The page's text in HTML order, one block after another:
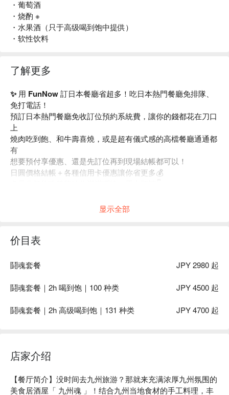
・葡萄酒
・烧酌 ※
・水果酒（只于高级喝到饱中提供）
・软性饮料
了解更多
✨ 用 FunNow 訂日本餐廳省超多！吃日本熱門餐廳免排隊、
免打電話！
預訂日本熱門餐廳免收訂位預約系統費，讓你的錢都花在刀口
上
燒肉吃到飽、和牛壽喜燒，或是超有儀式感的高檔餐廳通通都
有
想要預付享優惠、還是先訂位再到現場結帳都可以！
日圓價格結帳＋各種信用卡優惠讓你省更多💰
显示全部
价目表
鬪魂套餐 JPY 2980 起
鬪魂套餐｜2h 喝到饱｜100 种类 JPY 4500 起
鬪魂套餐｜2h 高级喝到饱｜131 种类 JPY 4700 起
店家介绍
【餐厅简介】没时间去九州旅游？那就来充满浓厚九州氛围的
美食居酒屋「 九州魂 」！结合九州当地食材的手工料理，丰